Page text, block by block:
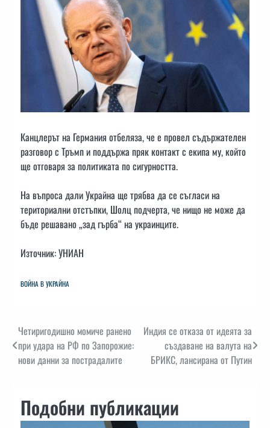
Канцлерът на Германия отбеляза, че е провел съдържателен
разговор с Тръмп и поддържа пряк контакт с екипа му, който
ще отговаря за политиката по сигурността.
На въпроса дали Украйна ще трябва да се съгласи на
териториални отстъпки, Шолц подчерта, че нищо не може да
бъде решавано „зад гърба“ на украинците.
Източник: УНИАН
ВОЙНА В УКРАЙНА
Навигация
Четиригодишно момиче ранено
при удара на РФ по Запорожие:
нови данни за пострадалите
Индия се отказа от идеята за
създаване на валута на
БРИКС, лансирана от Путин
Подобни публикации